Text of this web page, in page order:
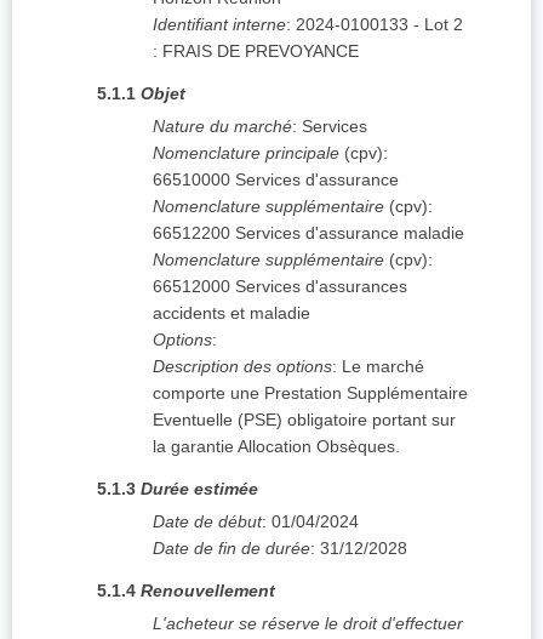
Identifiant interne: 2024-0100133 - Lot 2
: FRAIS DE PREVOYANCE
5.1.1 Objet
Nature du marché: Services
Nomenclature principale (cpv):
66510000 Services d'assurance
Nomenclature supplémentaire (cpv):
66512200 Services d'assurance maladie
Nomenclature supplémentaire (cpv):
66512000 Services d'assurances
accidents et maladie
Options:
Description des options: Le marché
comporte une Prestation Supplémentaire
Eventuelle (PSE) obligatoire portant sur
la garantie Allocation Obsèques.
5.1.3 Durée estimée
Date de début: 01/04/2024
Date de fin de durée: 31/12/2028
5.1.4 Renouvellement
L'acheteur se réserve le droit d'effectuer